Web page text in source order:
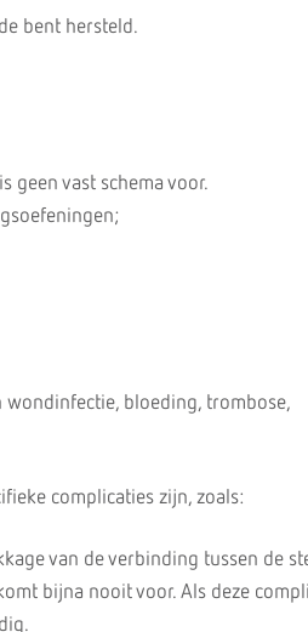
bent hersteld.
geen vast schema voor.
wondinfectie, bloeding, trombose,
complicaties zijn, zoals:
van de verbinding tussen de
bijna nooit voor. Als deze